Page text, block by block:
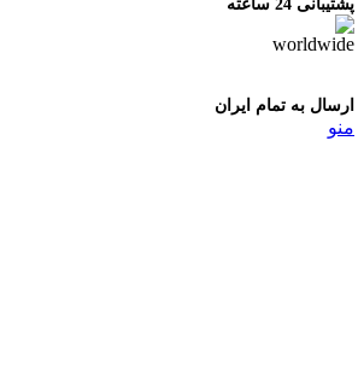
پشتیبانی 24 ساعته
ارسال به تمام ایران
منو